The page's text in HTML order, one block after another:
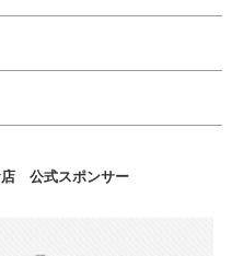
店 公式スポンサー